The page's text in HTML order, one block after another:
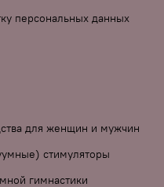
персональных данных
для женщин и мужчин
стимуляторы
гимнастики